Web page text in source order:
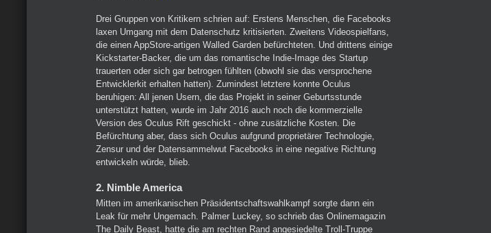
Drei Gruppen von Kritikern schrien auf: Erstens Menschen, die Facebooks
laxen Umgang mit dem Datenschutz kritisierten. Zweitens Videospielfans,
die einen AppStore-artigen Walled Garden befürchteten. Und drittens einige
Kickstarter-Backer, die um das romantische Indie-Image des Startup
trauerten oder sich gar betrogen fühlten (obwohl sie das versprochene
Entwicklerkit erhalten hatten). Zumindest letztere konnte Oculus
beruhigen: All jenen Usern, die das Projekt in seiner Geburtsstunde
unterstützt hatten, wurde im Jahr 2016 auch noch die kommerzielle
Version des Oculus Rift geschickt - ohne zusätzliche Kosten. Die
Befürchtung aber, dass sich Oculus aufgrund proprietärer Technologie,
Zensur und der Datensammelwut Facebooks in eine negative Richtung
entwickeln würde, blieb.
2. Nimble America
Mitten im amerikanischen Präsidentschaftswahlkampf sorgte dann ein
Leak für mehr Ungemach. Palmer Luckey, so schrieb das Onlinemagazin
The Daily Beast, hatte die am rechten Rand angesiedelte Troll-Truppe